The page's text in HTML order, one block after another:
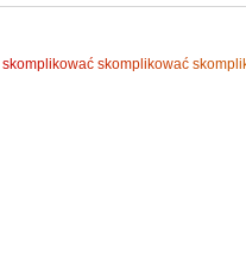
skomplikować skomplikować skompli